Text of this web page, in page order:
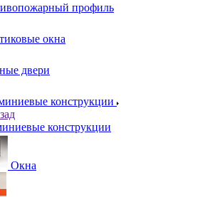
профиль
окна
двери
конструкции
конструкции
Окна